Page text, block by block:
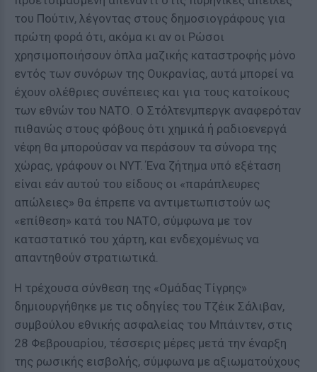
του Πούτιν, λέγοντας στους δημοσιογράφους για
πρώτη φορά ότι, ακόμα κι αν οι Ρώσοι
χρησιμοποιήσουν όπλα μαζικής καταστροφής μόνο
εντός των συνόρων της Ουκρανίας, αυτά μπορεί να
έχουν ολέθριες συνέπειες και για τους κατοίκους
των εθνών του ΝΑΤΟ. Ο Στόλτενμπεργκ αναφερόταν
πιθανώς στους φόβους ότι χημικά ή ραδιοενεργά
νέφη θα μπορούσαν να περάσουν τα σύνορα της
χώρας, γράφουν οι NYT. Ένα ζήτημα υπό εξέταση
είναι εάν αυτού του είδους οι «παράπλευρες
απώλειες» θα έπρεπε να αντιμετωπιστούν ως
«επίθεση» κατά του ΝΑΤΟ, σύμφωνα με τον
καταστατικό του χάρτη, και ενδεχομένως να
απαντηθούν στρατιωτικά.
Η τρέχουσα σύνθεση της «Ομάδας Τίγρης»
δημιουργήθηκε με τις οδηγίες του Τζέικ Σάλιβαν,
συμβούλου εθνικής ασφαλείας του Μπάιντεν, στις
28 Φεβρουαρίου, τέσσερις μέρες μετά την έναρξη
της ρωσικής εισβολής, σύμφωνα με αξιωματούχους